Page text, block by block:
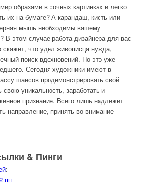
образами в сочных картинках и легко
их на бумаге? А карандаш, кисть или
мышь необходимы вашему
В этом случае работа дизайнера для вас
скажет, что удел живописца нужда,
поиск вдохновений. Но это уже
Сегодня художники имеют в
шансов продемонстрировать свой
свою уникальность, заработать и
признание. Всего лишь надлежит
направление, принять во внимание
& Пинги
:
пп